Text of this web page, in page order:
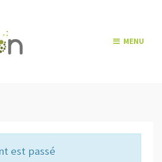
MENU
est passé